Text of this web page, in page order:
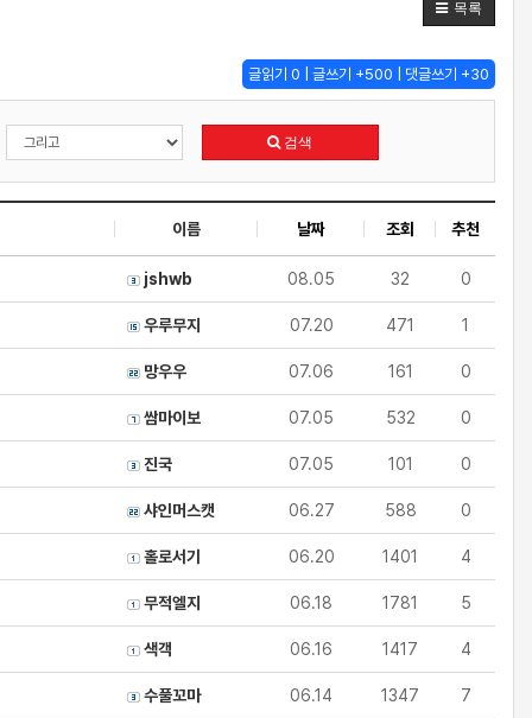
목록
글읽기 0 | 글쓰기 +500 | 댓글쓰기 +30
검색
이름 날짜 조회 추천
jshwb 08.05 32 0
우루무지 07.20 471 1
망우우 07.06 161 0
쌈마이보 07.05 532 0
진국 07.05 101 0
샤인머스캣 06.27 588 0
홀로서기 06.20 1401 4
무적엘지 06.18 1781 5
색객 06.16 1417 4
수풀꼬마 06.14 1347 7